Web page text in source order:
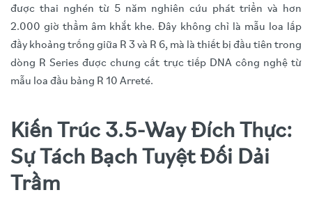
được thai nghén từ 5 năm nghiên cứu phát triển và hơn
2.000 giờ thẩm âm khắt khe. Đây không chỉ là mẫu loa lấp
đầy khoảng trống giữa R 3 và R 6, mà là thiết bị đầu tiên trong
dòng R Series được chưng cất trực tiếp DNA công nghệ từ
mẫu loa đầu bảng R 10 Arreté.
Kiến Trúc 3.5-Way Đích Thực:
Sự Tách Bạch Tuyệt Đối Dải
Trầm